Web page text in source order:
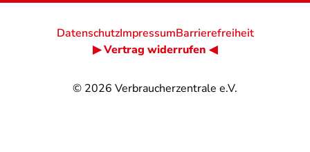
© 2026 Verbraucherzentrale e.V.
DatenschutzImpressumBarrierefreiheit
▶ Vertrag widerrufen ◀